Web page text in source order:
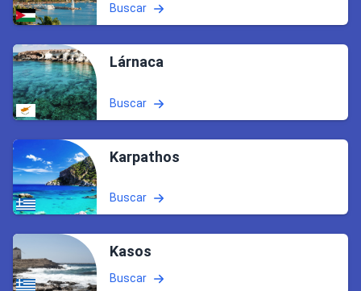
Buscar
Lárnaca
Buscar
Karpathos
Buscar
Kasos
Buscar